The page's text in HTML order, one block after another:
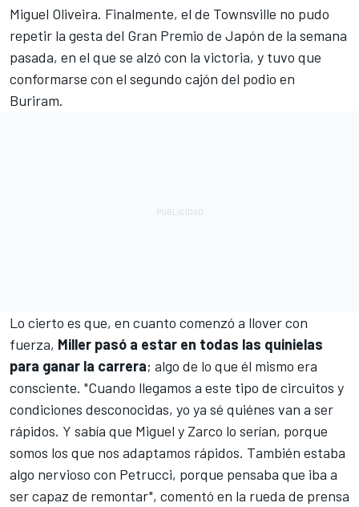
Miguel Oliveira. Finalmente, el de Townsville no pudo
repetir la gesta del Gran Premio de Japón de la semana
pasada, en el que se alzó con la victoria, y tuvo que
conformarse con el segundo cajón del podio en
Buriram.
Lo cierto es que, en cuanto comenzó a llover con
fuerza, Miller pasó a estar en todas las quinielas
para ganar la carrera; algo de lo que él mismo era
consciente. "Cuando llegamos a este tipo de circuitos y
condiciones desconocidas, yo ya sé quiénes van a ser
rápidos. Y sabía que Miguel y Zarco lo serían, porque
somos los que nos adaptamos rápidos. También estaba
algo nervioso con Petrucci, porque pensaba que iba a
ser capaz de remontar", comentó en la rueda de prensa